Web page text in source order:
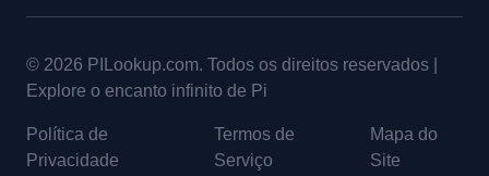
© 2026 PILookup.com. Todos os direitos reservados
Explore o encanto infinito de Pi
Política de
Privacidade
Termos de
Serviço
Mapa do
Site